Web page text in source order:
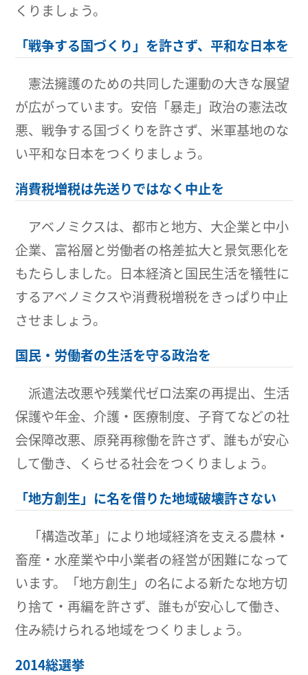
くりましょう。
「戦争する国づくり」を許さず、平和な日本を
憲法擁護のための共同した運動の大きな展望
が広がっています。安倍「暴走」政治の憲法改
悪、戦争する国づくりを許さず、米軍基地のな
い平和な日本をつくりましょう。
消費税増税は先送りではなく中止を
アベノミクスは、都市と地方、大企業と中小
企業、富裕層と労働者の格差拡大と景気悪化を
もたらしました。日本経済と国民生活を犠牲に
するアベノミクスや消費税増税をきっぱり中止
させましょう。
国民・労働者の生活を守る政治を
派遣法改悪や残業代ゼロ法案の再提出、生活
保護や年金、介護・医療制度、子育てなどの社
会保障改悪、原発再稼働を許さず、誰もが安心
して働き、くらせる社会をつくりましょう。
「地方創生」に名を借りた地域破壊許さない
「構造改革」により地域経済を支える農林・
畜産・水産業や中小業者の経営が困難になって
います。「地方創生」の名による新たな地方切
り捨て・再編を許さず、誰もが安心して働き、
住み続けられる地域をつくりましょう。
2014総選挙